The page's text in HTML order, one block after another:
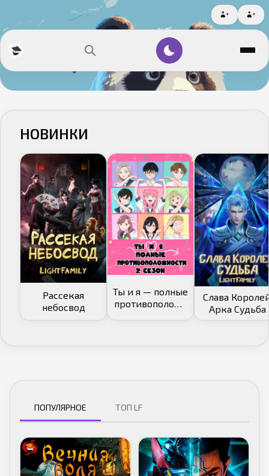
НОВИНКИ
Рассекая
небосвод
Ты и я — полные
противоположн
Слава
Арка Судьба
ПОПУЛЯРНОЕ ТОП LF